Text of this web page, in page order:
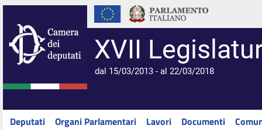
XVII
dal 15/03/2013 - al 22/03/2018
Deputati Organi Parlamentari Lavori Documenti